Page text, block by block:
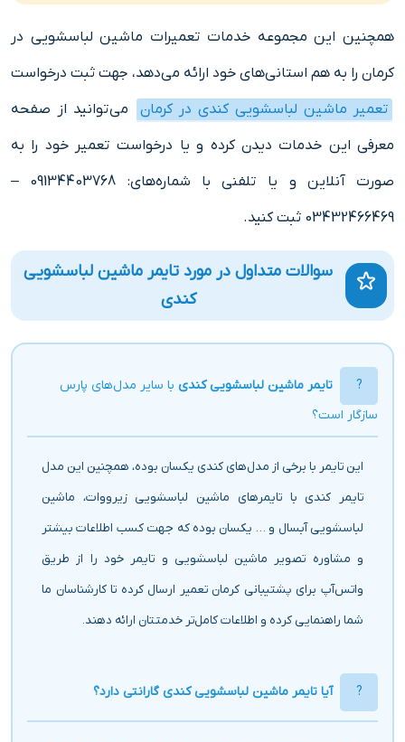
همچنین این مجموعه خدمات تعمیرات ماشین لباسشویی در
کرمان را به هم استانی‌های خود ارائه می‌دهد، جهت ثبت درخواست
تعمیر ماشین لباسشویی کندی در کرمان
می‌توانید از صفحه
معرفی این خدمات دیدن کرده و یا درخواست تعمیر خود را به
صورت آنلاین و یا تلفنی با شماره‌های: 09134403768 –
03432466469 ثبت کنید.
سوالات متداول در مورد تایمر ماشین لباسشویی
کندی
تایمر ماشین لباسشویی کندی با سایر مدل‌های پارس
سازگار است؟
این تایمر با برخی از مدل‌های کندی یکسان بوده، همچنین این مدل
تایمر کندی با تایمرهای ماشین لباسشویی زیرووات، ماشین
لباسشویی آبسال و … یکسان بوده که جهت کسب اطلاعات بیشتر
و مشاوره تصویر ماشین لباسشویی و تایمر خود را از طریق
واتس‌آپ برای پشتیبانی کرمان تعمیر ارسال کرده تا کارشناسان ما
شما راهنمایی کرده و اطلاعات کامل‌تر خدمتتان ارائه دهند.
آیا تایمر ماشین لباسشویی کندی گارانتی دارد؟